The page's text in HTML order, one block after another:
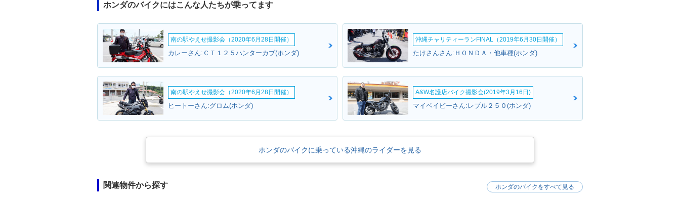
にも速度などが表示されるようになっていた。フレームは軽くなり、各種の電子制御もアッ
プデートされていた。なお、これまで同様に、トランスミッションは、マニュアル6速または
電子制御デュアルクラッチ6速（DCT）の2タイプ設定だった。さらに、ショーワ製電子制御
サスを装備した「ES」タイプもラインナップされた（ESタイプが先行して販売された）。
2022年1月に仕様変更を受け、平成32年（令和2年）排出ガス規制に適合。ウインドスクリー
ンの形が変更され、少しコンパクトになった。デイタイムランニングライトも装備した。ま
た、電子制御サスを装備した「ES」タイプのみのラインナップになった。2024年に仕様変更
を受け、フェアリング形状が変わるとともに、フロントホイールのサイズも変更された。こ
れまで21インチだったが、19インチに小径化されており、目的は、低重心とすることによる
グも変更）、最大トルクが増していた。［補足］CRF1100Lアフリカツインアドベンチャース
た。そのため、クラッチ操作の必要がないCRF1100Lアフリカツインアドベンチャースポーツ
のDCT搭載モデルは、AT限定大型二輪免許で運転することが可能だった。
ホンダのバイクにはこんな人たちが乗ってます
南の駅やえせ撮影会（2020年6月28日開催）
カレーさん:ＣＴ１２５ハンターカブ(ホンダ)
沖縄チャリティーランFINAL（2019年6月30日開催）
たけさんさん:ＨＯＮＤＡ・他車種(ホンダ)
南の駅やえせ撮影会（2020年6月28日開催）
ヒートーさん:グロム(ホンダ)
A&W名護店バイク撮影会(2019年3月16日)
マイベイビーさん:レブル２５０(ホンダ)
ホンダのバイクに乗っている沖縄のライダーを見る
関連物件から探す ホンダのバイクをすべて見る